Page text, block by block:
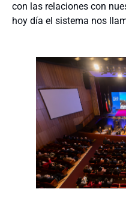
con las relaciones con
hoy día el sistema nos